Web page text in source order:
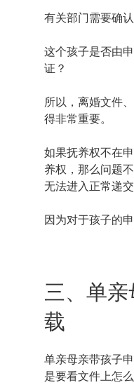
有关部门需要确认
这个孩子是否由
证？
所以，离婚文件
得非常重要。
如果抚养权不在
养权，那么问题
无法进入正常递交
因为对于孩子的
三、单
载
单亲母亲带孩子
是要看文件上怎